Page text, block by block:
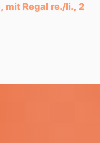
mit Regal re./li., 2